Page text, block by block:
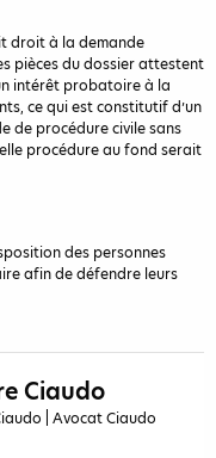
droit à la demande
pièces du dossier attestent
intérêt probatoire à la
ce qui est constitutif d’un
de procédure civile sans
procédure au fond serait
des personnes
afin de défendre leurs
Ciaudo
| Avocat Ciaudo